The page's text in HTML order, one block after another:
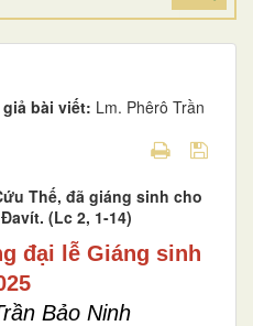
giả bài viết: Lm. Phêrô Trần
Thế, đã giáng sinh cho
(Lc 2, 1-14)
đại lễ Giáng sinh
Bảo Ninh